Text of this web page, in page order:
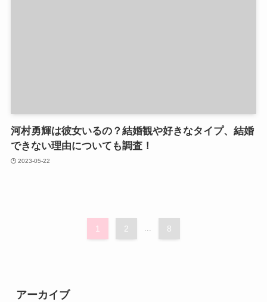
河村勇輝は彼女いるの？結婚観や好きなタイプ、結婚
できない理由についても調査！
2023-05-22
1 2 ... 8
アーカイブ